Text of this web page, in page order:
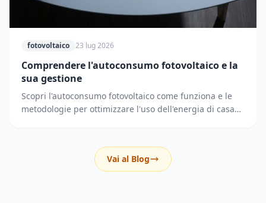
fotovoltaico 23 lug 2026
Comprendere l'autoconsumo fotovoltaico e la
sua gestione
Scopri l'autoconsumo fotovoltaico come funziona e le
metodologie per ottimizzare l'uso dell'energia di casa
Vai al Blog